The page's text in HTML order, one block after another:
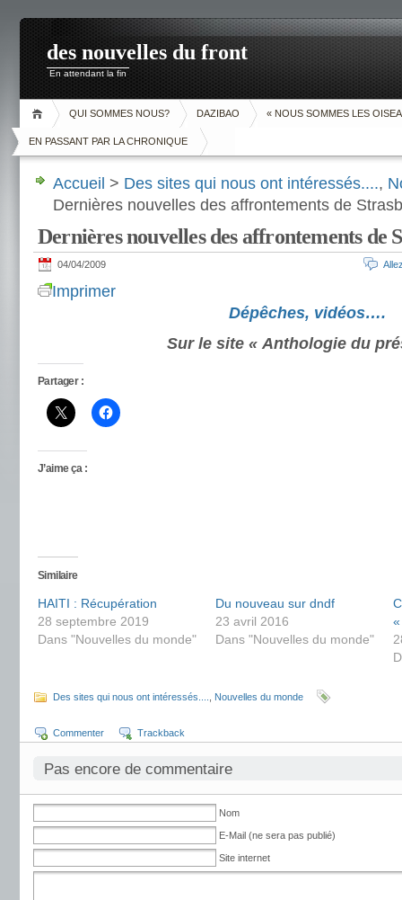
des nouvelles du front
En attendant la fin
QUI SOMMES NOUS? DAZIBAO « NOUS SOMMES LES
EN PASSANT PAR LA CHRONIQUE
Accueil > Des sites qui nous ont intéressés....,
Dernières nouvelles des affrontements de
Dernières nouvelles des affrontements
04/04/2009
Imprimer
Dépêches, vidéos….
Sur le site « Anthologie du
Partager :
J’aime ça :
Similaire
HAITI : Récupération
28 septembre 2019
Dans "Nouvelles du monde"
Du nouveau sur dndf
23 avril 2016
Dans "Nouvelles du monde"
Des sites qui nous ont intéressés.... Nouvelles du monde
Commenter Trackback
Pas encore de commentaire
Nom
E-Mail (ne sera pas publié)
Site internet